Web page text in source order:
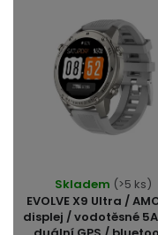
EVOLVE X9 Ultra /
displej / vodotěsné
Skladem (>5 ks)